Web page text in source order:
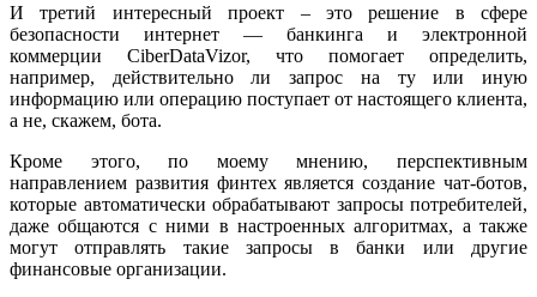
И третий интересный проект – это решение в сфере
безопасности интернет — банкинга и электронной
коммерции CiberDataVizor, что помогает определить,
например, действительно ли запрос на ту или иную
информацию или операцию поступает от настоящего клиента,
а не, скажем, бота.
Кроме этого, по моему мнению, перспективным
направлением развития финтех является создание чат-ботов,
которые автоматически обрабатывают запросы потребителей,
даже общаются с ними в настроенных алгоритмах, а также
могут отправлять такие запросы в банки или другие
финансовые организации.